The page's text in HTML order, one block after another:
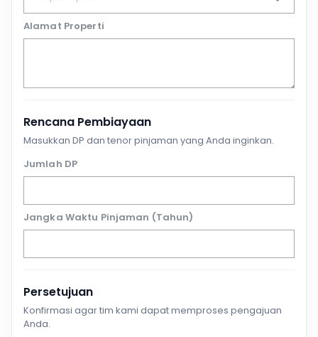
Alamat Properti
Rencana Pembiayaan
Masukkan DP dan tenor pinjaman yang Anda inginkan.
Jumlah DP
Jangka Waktu Pinjaman (Tahun)
Persetujuan
Konfirmasi agar tim kami dapat memproses pengajuan
Anda.